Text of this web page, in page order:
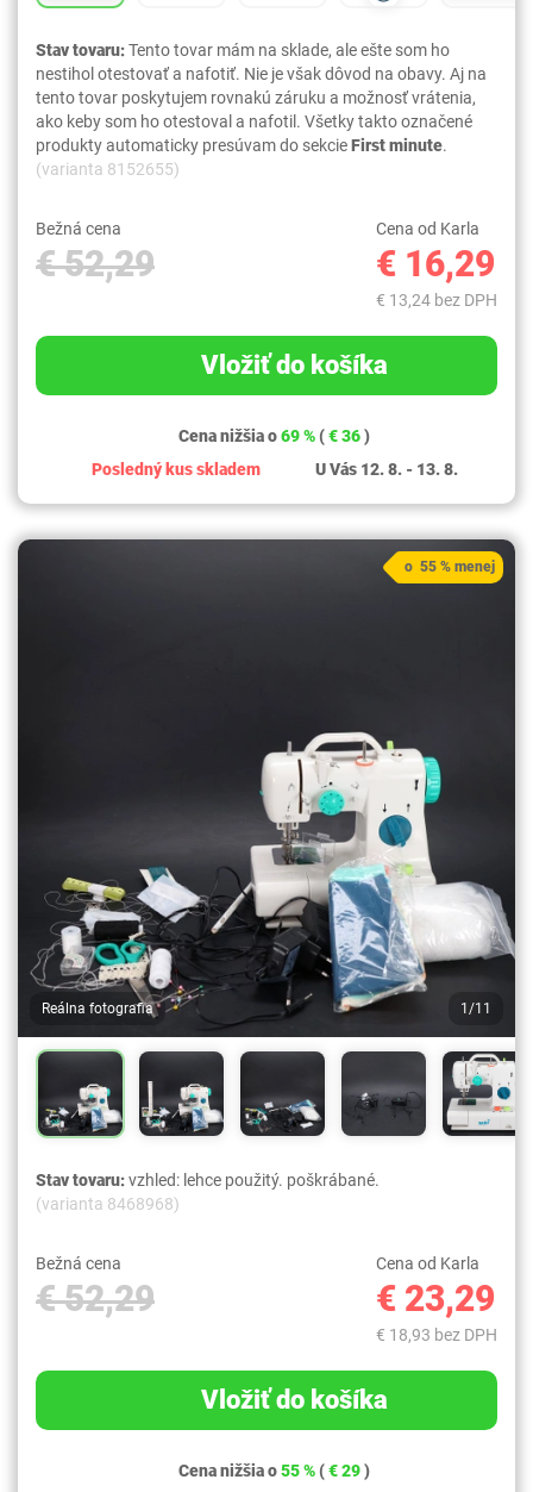
Stav tovaru:Tento tovar mám na sklade, ale ešte som ho
nestihol otestovať a nafotiť. Nie je však dôvod na obavy. Aj na
tento tovar poskytujem rovnakú záruku a možnosť vrátenia,
ako keby som ho otestoval a nafotil. Všetky takto označené
produkty automaticky presúvam do sekcieFirst minute.
(varianta 8152655)
Bežná cena
€ 52,29
Cena od Karla
€ 16,29
€ 13,24 bez DPH
Vložiť do košíka
Cena nižšia o69 % (€ 36)
Posledný kus skladem
U Vás 12. 8. - 13. 8.
Reálna fotografia 1/11
o 55 % menej
Stav tovaru:vzhled: lehce použitý. poškrábané.
(varianta 8468968)
Bežná cena
€ 52,29
Cena od Karla
€ 23,29
€ 18,93 bez DPH
Vložiť do košíka
Cena nižšia o55 % (€ 29)